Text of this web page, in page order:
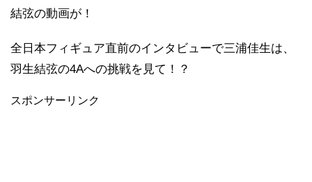
結弦の動画が！
全日本フィギュア直前のインタビューで三浦佳生は、
羽生結弦の4Aへの挑戦を見て！？
スポンサーリンク